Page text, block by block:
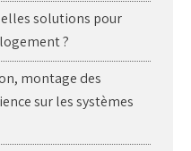
solutions pour
?
montage des
sur les systèmes